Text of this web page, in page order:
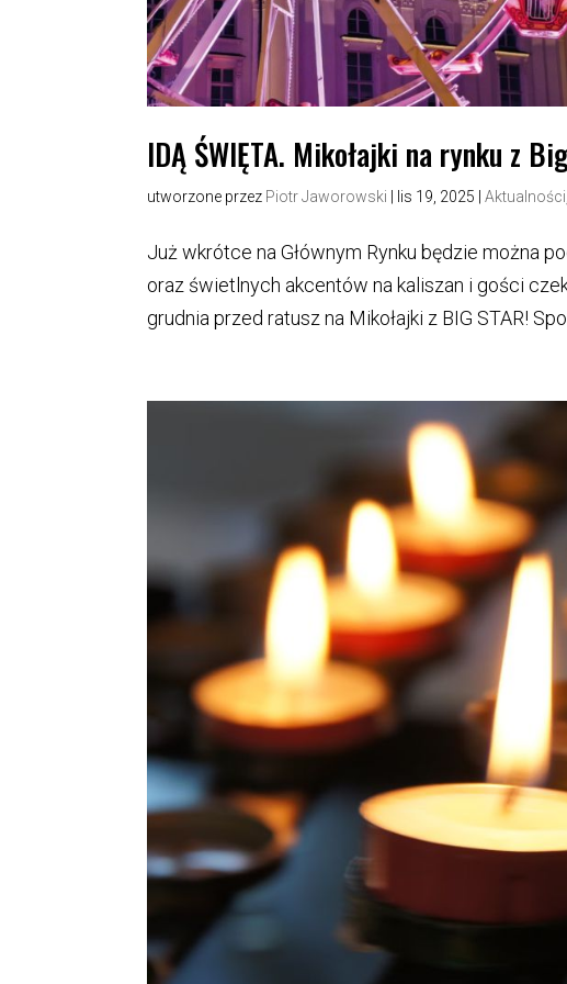
IDĄ ŚWIĘTA. Mikołajki na rynku z
utworzone przez Piotr Jaworowski lis 19, 2025 |Aktualności
Już wkrótce na Głównym Rynku będzie można
oraz świetlnych akcentów na kaliszan i gości
grudnia przed ratusz na Mikołajki z BIG STAR!